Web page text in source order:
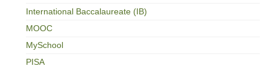
International Baccalaureate (IB)
MOOC
MySchool
PISA